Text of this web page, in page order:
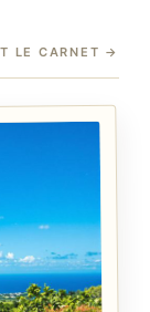
LE CARNET →